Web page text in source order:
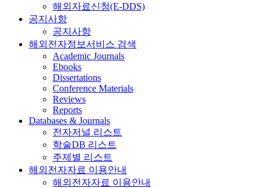
해외자료신청(E-DDS)
공지사항
공지사항
해외전자정보서비스 검색
Academic Journals
Ebooks
Dissertations
Conference Materials
Reviews
Reports
Databases & Journals
전자저널 리스트
학술DB 리스트
주제별 리스트
해외전자자료 이용안내
해외전자자료 이용안내